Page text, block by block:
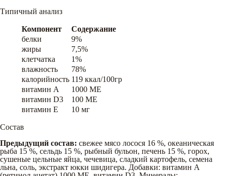
Типичный анализ
Компонент
Содержание
белки
9%
жиры
7,5%
клетчатка
1%
влажность
78%
калорийность 119 ккал/100гр
витамин A
1000 ME
витамин D3
100 ME
витамин E
10 мг
Состав
Предыдущий состав: свежее мясо лосося 16 %, океаническая
рыба 15 %, сельдь 15 %, рыбный бульон, печень 15 %, горох,
сушеные цельные яйца, чечевица, сладкий картофель, семена
льна, соль, экстракт юкки шидигера. Добавки: витамин А